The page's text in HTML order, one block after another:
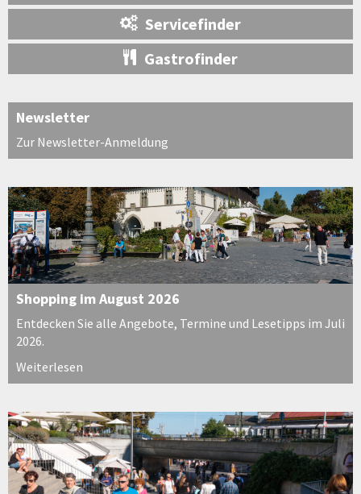
Servicefinder
Gastrofinder
Newsletter
Zur Newsletter-Anmeldung
Shopping im August 2026
Entdecken Sie alle Angebote, Termine und Lesetipps im Juli
2026.
Weiterlesen